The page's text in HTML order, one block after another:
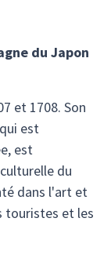
du Japon
et 1708. Son
est
est
du
dans l'art et
touristes et les